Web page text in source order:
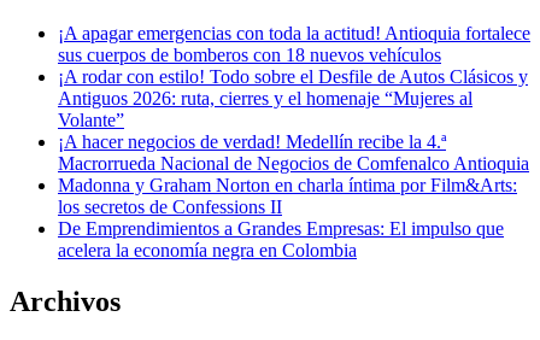
¡A apagar emergencias con toda la actitud! Antioquia fortalece
sus cuerpos de bomberos con 18 nuevos vehículos
¡A rodar con estilo! Todo sobre el Desfile de Autos Clásicos y
Antiguos 2026: ruta, cierres y el homenaje “Mujeres al
Volante”
¡A hacer negocios de verdad! Medellín recibe la 4.ª
Macrorrueda Nacional de Negocios de Comfenalco Antioquia
Madonna y Graham Norton en charla íntima por Film&Arts:
los secretos de Confessions II
De Emprendimientos a Grandes Empresas: El impulso que
acelera la economía negra en Colombia
Archivos